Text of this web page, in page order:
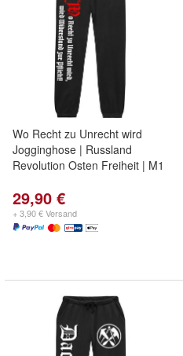
Wo Recht zu Unrecht wird
Jogginghose | Russland
Revolution Osten Freiheit | M1
29,90 €
+ 3,90 € Versand